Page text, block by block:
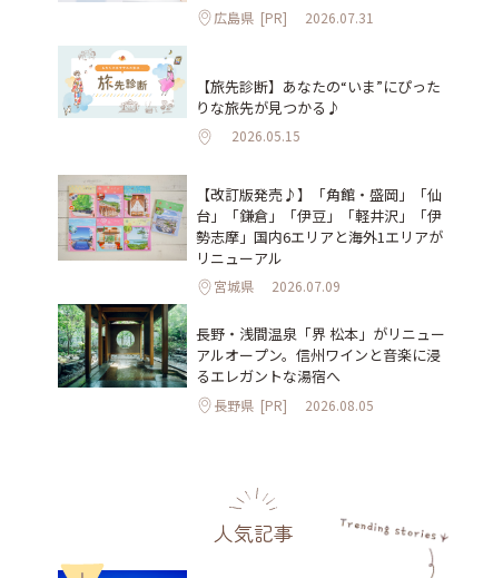
広島県 [PR] 2026.07.31
【旅先診断】あなたの“いま”にぴった
りな旅先が見つかる♪
2026.05.15
【改訂版発売♪】「角館・盛岡」「仙
台」「鎌倉」「伊豆」「軽井沢」「伊
勢志摩」国内6エリアと海外1エリアが
リニューアル
宮城県 2026.07.09
長野・浅間温泉「界 松本」がリニュー
アルオープン。信州ワインと音楽に浸
るエレガントな湯宿へ
長野県 [PR] 2026.08.05
人気記事